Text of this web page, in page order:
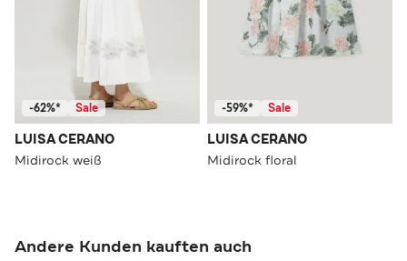
-62%* Sale
LUISA CERANO
Midirock weiß
-59%* Sale
LUISA CERANO
Midirock floral
Andere Kunden kauften auch